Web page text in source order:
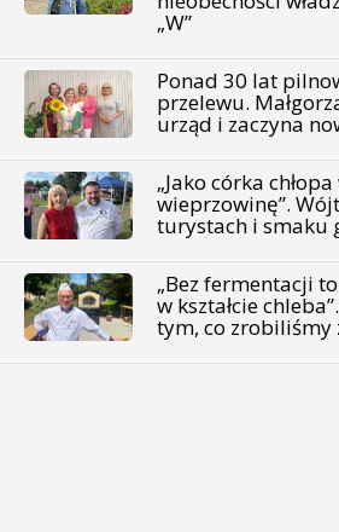
„W”
Ponad 30 lat
przelewu.
urząd i zaczyna
„Jako córka
wieprzowinę”.
turystach i smaku
„Bez fermentacji
w kształcie
tym, co zrobiliśmy